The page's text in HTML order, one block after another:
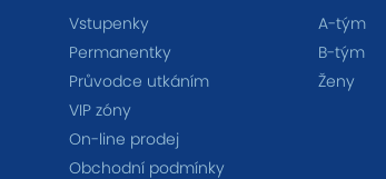
Vstupenky
Permanentky
Průvodce utkáním
VIP zóny
On-line prodej
Obchodní podmínky
A-tým
B-tým
Ženy